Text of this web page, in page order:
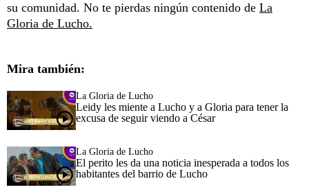
su comunidad. No te pierdas ningún contenido de La
Gloria de Lucho.
Mira también:
La Gloria de Lucho
Leidy les miente a Lucho y a Gloria para tener la
excusa de seguir viendo a César
La Gloria de Lucho
El perito les da una noticia inesperada a todos los
habitantes del barrio de Lucho